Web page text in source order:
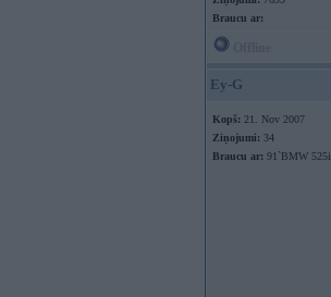
Braucu ar:
Ey-G
Kopš: 21. Nov 2007
Ziņojumi: 34
Braucu ar: 91`BMW 525i